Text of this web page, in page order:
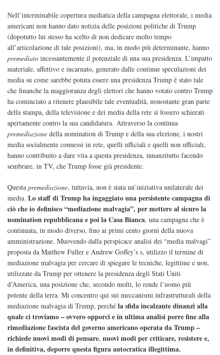
Nell’interminabile copertura mediatica della campagna elettorale, i media
americani non hanno dato notizia delle posizioni politiche di Trump
(dopotutto lui stesso ha scelto di non dedicare molto tempo
all’articolazione di tale posizioni), ma, in modo più determinante, hanno
premediato incessantemente il potenziale di una sua presidenza. L’impatto
materiale, affettivo e incarnato, generato dalle continue speculazioni dei
media su come sarebbe potuta essere una presidenza Trump è stato tale
che finanche la maggioranza degli elettori che hanno votato contro Trump
ha cominciato a ritenere plausibile tale eventualità, nonostante gran parte
della stampa, della televisione e dei media della rete si fossero schierati
apertamente contro la sua candidatura. Attraverso la continua
premediazione della nomination di Trump e della sua elezione, i nostri
media socialmente connessi in rete, quelli ufficiali e quelli non ufficiali,
hanno contribuito a dare vita a questa presidenza, innanzitutto facendo
sembrare, in TV, che Trump fosse già presidente.
Questa premediazione, tuttavia, non è stata un’iniziativa unilaterale dei
media. Lo staff di Trump ha ingaggiato una persistente campagna di
ciò che io definisco “mediazione malvagia”, per mettere al sicuro la
nomination repubblicana e poi la Casa Bianca, una campagna che è
continuata, in modo diverso, fino ai primi cento giorni della nuova
amministrazione. Muovendo dalla perspicace analisi dei “media malvagi”
proposta da Matthew Fuller e Andrew Goffey’s s, utilizzo il termine di
mediazione malvagia per cercare di spiegare le tecniche, legittime e non,
utilizzate da Trump per ottenere la presidenza degli Stati Uniti
d’America, una posizione che, secondo molti, lo rende l’uomo più
potente della terra. Mi concentro qui sui meccanismi infrastrutturali della
mediazione malvagia di Trump, perché la sfida incalzante dinanzi alla
quale ci troviamo – ovvero opporci e in ultima analisi porre fine alla
rimediazione fascista del governo americano operata da Trump –
richiede nuovi modi di pensare, nuovi modi per criticare, resistere e,
in definitiva, deporre questa figura autocratica illegittima.